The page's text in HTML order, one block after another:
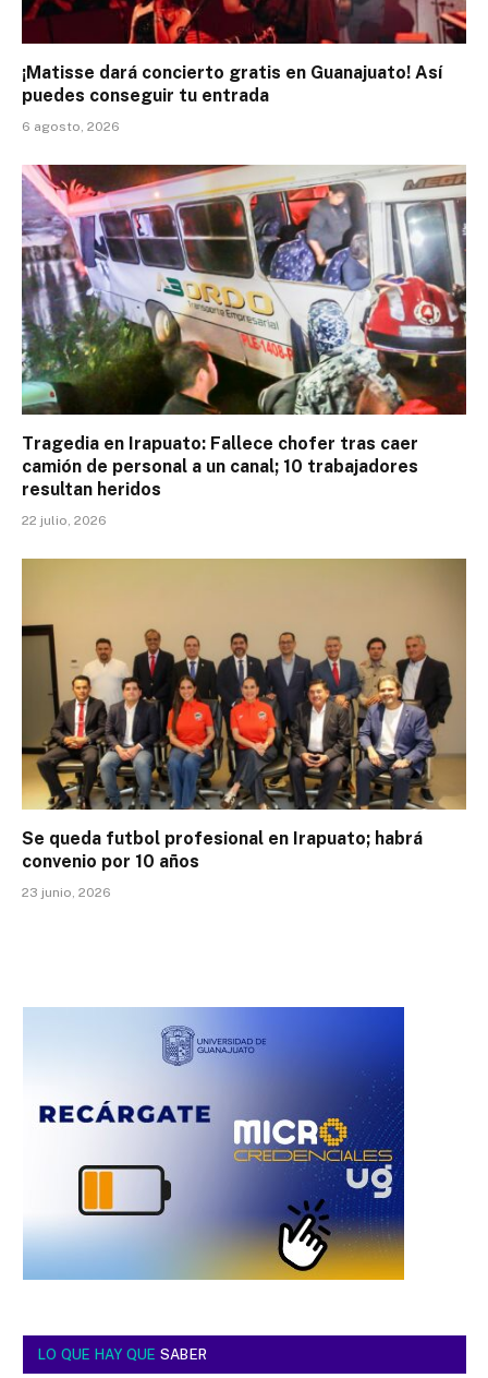
¡Matisse dará concierto gratis en Guanajuato! Así
puedes conseguir tu entrada
6 agosto, 2026
Tragedia en Irapuato: Fallece chofer tras caer
camión de personal a un canal; 10 trabajadores
resultan heridos
22 julio, 2026
Se queda futbol profesional en Irapuato; habrá
convenio por 10 años
23 junio, 2026
LO QUE HAY QUE SABER